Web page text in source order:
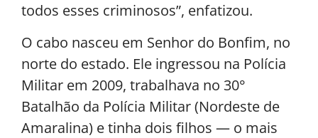
todos esses criminosos”, enfatizou.
O cabo nasceu em Senhor do Bonfim, no
norte do estado. Ele ingressou na Polícia
Militar em 2009, trabalhava no 30°
Batalhão da Polícia Militar (Nordeste de
Amaralina) e tinha dois filhos — o mais